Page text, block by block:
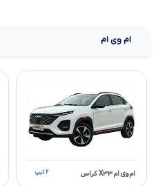
ام وی ام
ام وی ام X۳۳ کراس ۲ تیپ